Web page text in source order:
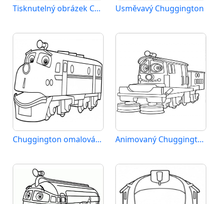
Tisknutelný obrázek Chuggingtonu Usměvavý Chuggington
Chuggington omalovánka zdarma Animovaný Chuggington